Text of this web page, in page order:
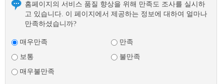
홈페이지의 서비스 품질 향상을 위해 만족도 조사를 실시하
고 있습니다. 이 페이지에서 제공하는 정보에 대하여 얼마나
만족하셨습니까?
매우만족
만족
보통
불만족
매우불만족